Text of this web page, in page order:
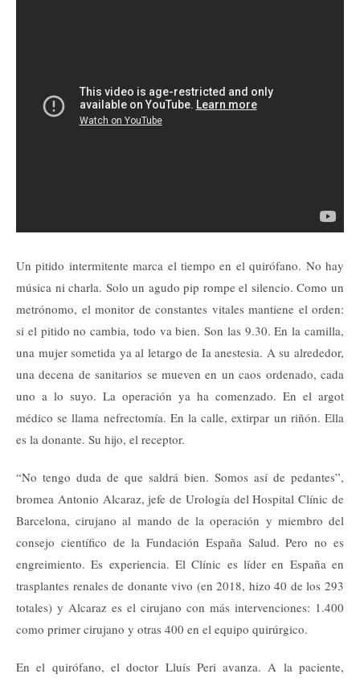
Un pitido intermitente marca el tiempo en el quirófano. No hay
música ni charla. Solo un agudo pip rompe el silencio. Como un
metrónomo, el monitor de constantes vitales mantiene el orden:
si el pitido no cambia, todo va bien. Son las 9.30. En la camilla,
una mujer sometida ya al letargo de Ia anestesia. A su alrededor,
una decena de sanitarios se mueven en un caos ordenado, cada
uno a lo suyo. La operación ya ha comenzado. En el argot
médico se llama nefrectomía. En la calle, extirpar un riñón. Ella
es la donante. Su hijo, el receptor.
“No tengo duda de que saldrá bien. Somos así de pedantes”,
bromea Antonio Alcaraz, jefe de Urología del Hospital Clínic de
Barcelona, cirujano al mando de la operación y miembro del
consejo científico de la Fundación España Salud. Pero no es
engreimiento. Es experiencia. El Clínic es líder en España en
trasplantes renales de donante vivo (en 2018, hizo 40 de los 293
totales) y Alcaraz es el cirujano con más intervenciones: 1.400
como primer cirujano y otras 400 en el equipo quirúrgico.
En el quirófano, el doctor Lluís Peri avanza. A la paciente,